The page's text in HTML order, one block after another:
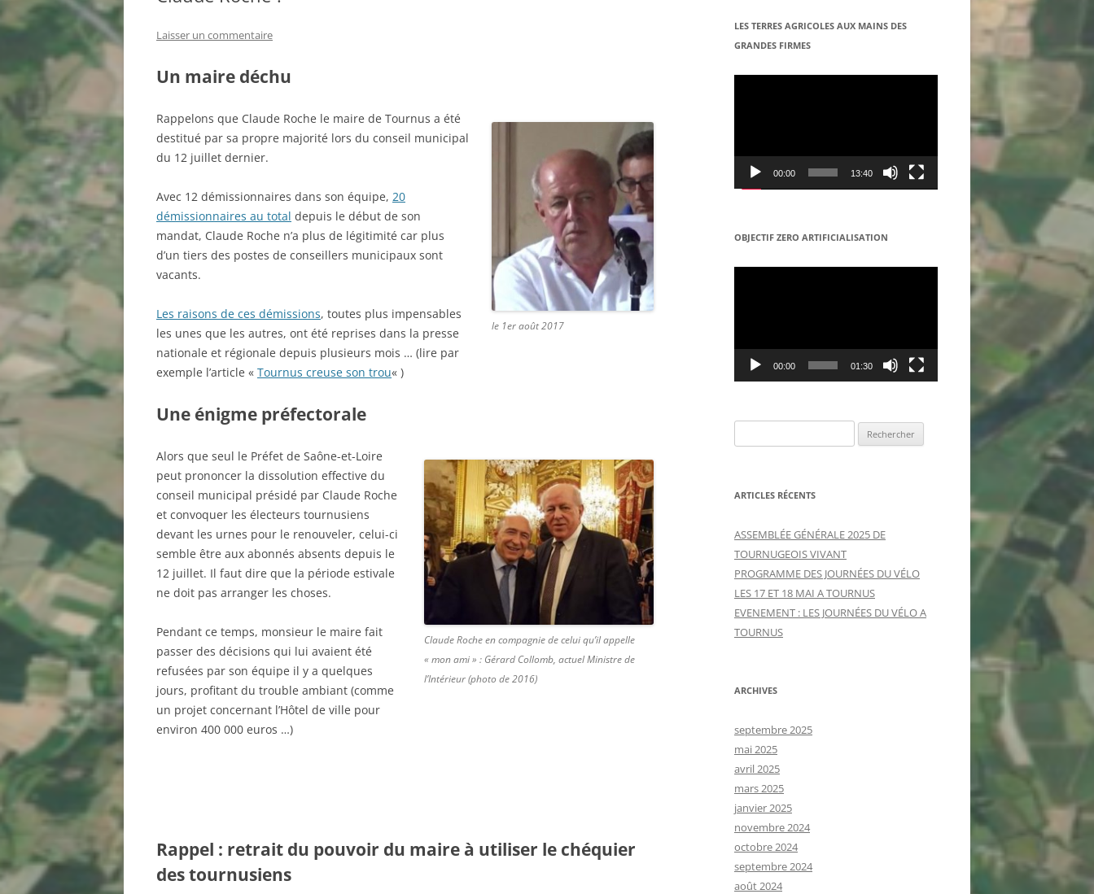
DE SENNECEY-LE-GRAND
Laisser un commentaire
Un maire déchu
le 1er août 2017
Rappelons que Claude Roche le maire de Tournus a été
destitué par sa propre majorité lors du conseil municipal
du 12 juillet dernier.
Avec 12 démissionnaires dans son équipe, 20
démissionnaires au total depuis le début de son
mandat, Claude Roche n’a plus de légitimité car plus
d’un tiers des postes de conseillers municipaux sont
vacants.
Les raisons de ces démissions, toutes plus impensables
les unes que les autres, ont été reprises dans la presse
nationale et régionale depuis plusieurs mois … (lire par
exemple l’article « Tournus creuse son trou« )
Une énigme préfectorale
Claude Roche en compagnie de celui qu’il appelle
« mon ami » : Gérard Collomb, actuel Ministre de
l’Intérieur (photo de 2016)
Alors que seul le Préfet de Saône-et-Loire
peut prononcer la dissolution effective du
conseil municipal présidé par Claude Roche
et convoquer les électeurs tournusiens
devant les urnes pour le renouveler, celui-ci
semble être aux abonnés absents depuis le
12 juillet. Il faut dire que la période estivale
ne doit pas arranger les choses.
Pendant ce temps, monsieur le maire fait
passer des décisions qui lui avaient été
refusées par son équipe il y a quelques
jours, profitant du trouble ambiant (comme
un projet concernant l’Hôtel de ville pour
environ 400 000 euros …)
Rappel : retrait du pouvoir du maire à utiliser le chéquier
des tournusiens
LES TERRES AGRICOLES AUX MAINS DES
GRANDES FIRMES
Lecteur
00:00 13:40
OBJECTIF ZERO ARTIFICIALISATION
Lecteur
00:00 01:30
e
h
r
c
h
e
r
ARTICLES RÉCENTS
ASSEMBLÉE GÉNÉRALE 2025 DE
TOURNUGEOIS VIVANT
PROGRAMME DES JOURNÉES DU VÉLO
LES 17 ET 18 MAI A TOURNUS
EVENEMENT : LES JOURNÉES DU VÉLO A
TOURNUS
ARCHIVES
septembre 2025
mai 2025
avril 2025
mars 2025
janvier 2025
novembre 2024
octobre 2024
septembre 2024
août 2024